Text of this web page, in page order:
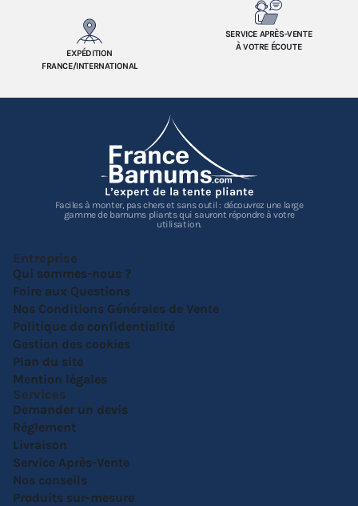
EXPÉDITION
FRANCE/INTERNATIONAL
SERVICE APRÈS-VENTE
À VOTRE ÉCOUTE
L’expert de la tente pliante
Faciles à monter, pas chers et sans outil : découvrez une large
gamme de barnums pliants qui sauront répondre à votre
utilisation.
Entreprise
Qui sommes-nous ?
Foire aux Questions
Nos Conditions Générales de Vente
Politique de confidentialité
Gestion des cookies
Plan du site
Mention légales
Services
Demander un devis
Réglement
Livraison
Service Après-Vente
Nos conseils
Produits sur-mesure